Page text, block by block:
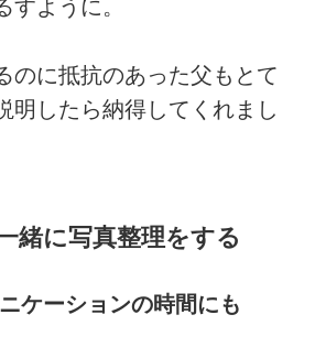
すように。
のに抵抗のあった父もとて
明したら納得してくれまし
緒に写真整理をする
ケーションの時間にも